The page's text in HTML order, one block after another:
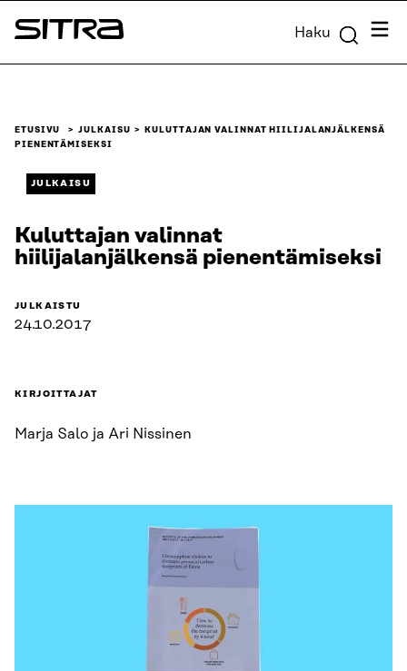
Siirry
suoraan
Sitra Haku
ETUSIVU JULKAISU
KULUTTAJAN VALINNAT HIILIJALANJÄLKENSÄ
PIENENTÄMISEKSI
JULKAISU
Kuluttajan valinnat
hiilijalanjälkensä pienentämiseksi
JULKAISTU
24.10.2017
KIRJOITTAJAT
Marja Salo ja Ari Nissinen